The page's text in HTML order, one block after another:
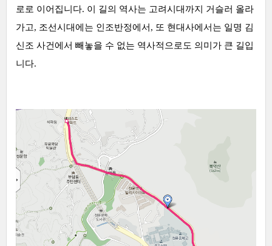
로로 이어집니 다. 이 길의 역사는 고려시대까지 거슬러 올라
가고, 조선시대에는 인조반정에서 , 또 현대사에서는 일명 김
신조 사건에서 빼놓을 수 없는 역사적으로도 의미가 큰 길입
니다.